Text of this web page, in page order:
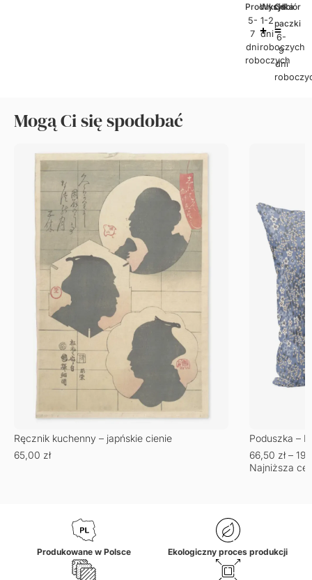
Produkcja
5-
7
dni
roboczych
Wysyłka
1-2
dni
roboczych
Odbiór
paczki
6-
9
dni
Mogą Ci się spodobać
Ręcznik kuchenny – japńskie cienie
65,00 zł
Poduszka –
66,50 zł –
Najniższa
Produkowane w Polsce Ekologiczny proces produkcji